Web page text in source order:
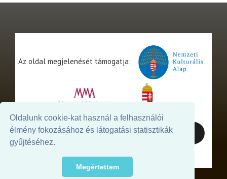
Oldalunk cookie-kat használ a felhasználói
élmény fokozásához és látogatási statisztikák
gyűjtéséhez.
Megértettem
Az oldal megjelenését támogatja: